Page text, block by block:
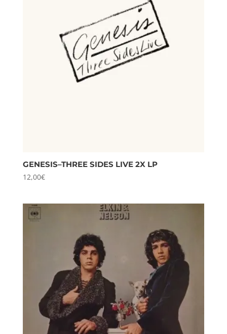
GENESIS–THREE SIDES LIVE 2X LP
12,00€